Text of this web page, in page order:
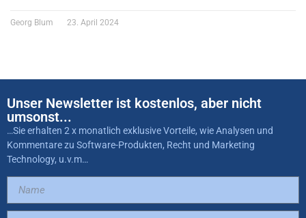
Georg Blum 23. April 2024
Unser Newsletter ist kostenlos, aber nicht
umsonst...
…Sie erhalten 2 x monatlich exklusive Vorteile, wie Analysen und
Kommentare zu Software-Produkten, Recht und Marketing
Technology, u.v.m…